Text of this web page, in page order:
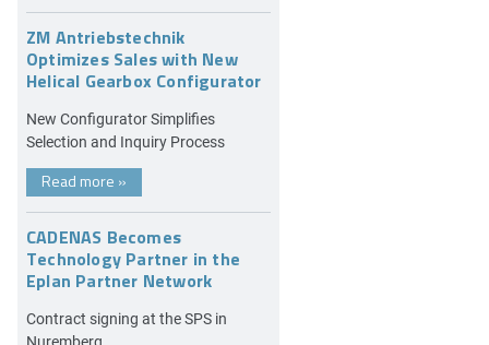
ZM Antriebstechnik
Optimizes Sales with New
Helical Gearbox Configurator
New Configurator Simplifies
Selection and Inquiry Process
Read more »
CADENAS Becomes
Technology Partner in the
Eplan Partner Network
Contract signing at the SPS in